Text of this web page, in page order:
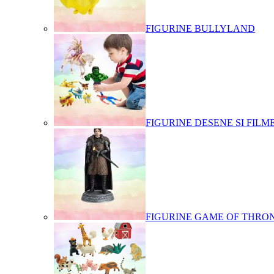
FIGURINE BULLYLAND
FIGURINE DESENE SI
FIGURINE GAME OF